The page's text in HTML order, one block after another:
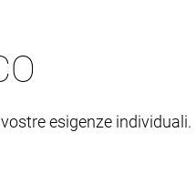
esigenze individuali.